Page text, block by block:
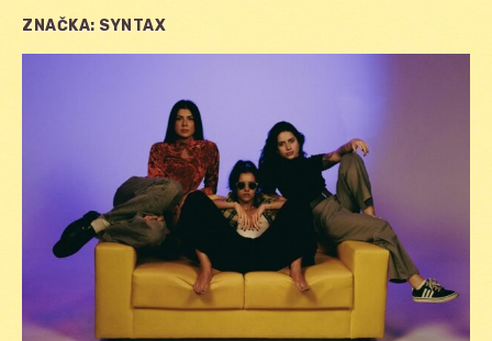
ZNAČKA: SYNTAX